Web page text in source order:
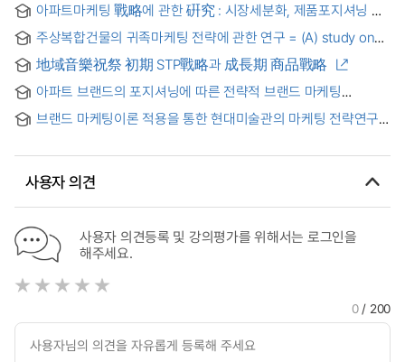
아파트마케팅 戰略에 관한 硏究 : 시장세분화, 제품포지셔닝 및
4' Ps 마케팅믹스 전략을 중심으로 = (A) Study on
Condominium Marketing Strategy : Focused on Market
Segmentation, Positioning and 4' Ps Marketing Mix
Strategy
주상복합건물의 귀족마케팅 전략에 관한 연구 = (A) study on
high-end marketing strategies for mixed-use building
complexes
地域音樂祝祭 初期 STP戰略과 成長期 商品戰略
아파트 브랜드의 포지셔닝에 따른 전략적 브랜드 마케팅
사례연구 = A Case Study of Strategic Brand Marketing by
Positioning of Apartment Brands
브랜드 마케팅이론 적용을 통한 현대미술관의 마케팅 전략연구 :
사용자 의견
사용자 의견등록 및 강의평가를 위해서는 로그인을
해주세요.
0/ 200